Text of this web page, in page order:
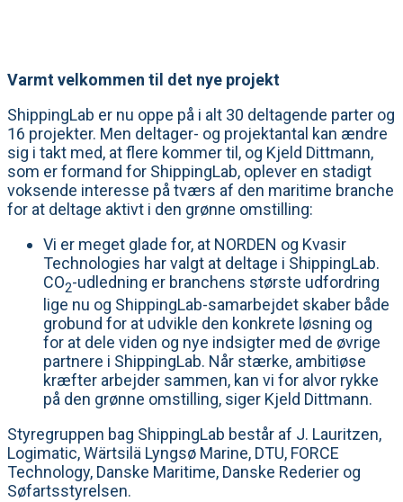
Varmt velkommen til det nye projekt
ShippingLab er nu oppe på i alt 30 deltagende parter og
16 projekter. Men deltager- og projektantal kan ændre
sig i takt med, at flere kommer til, og Kjeld Dittmann,
som er formand for ShippingLab, oplever en stadigt
voksende interesse på tværs af den maritime branche
for at deltage aktivt i den grønne omstilling:
Vi er meget glade for, at NORDEN og Kvasir
Technologies har valgt at deltage i ShippingLab.
CO2-udledning er branchens største udfordring
lige nu og ShippingLab-samarbejdet skaber både
grobund for at udvikle den konkrete løsning og
for at dele viden og nye indsigter med de øvrige
partnere i ShippingLab. Når stærke, ambitiøse
kræfter arbejder sammen, kan vi for alvor rykke
på den grønne omstilling, siger Kjeld Dittmann.
Styregruppen bag ShippingLab består af J. Lauritzen,
Logimatic, Wärtsilä Lyngsø Marine, DTU, FORCE
Technology, Danske Maritime, Danske Rederier og
Søfartsstyrelsen.